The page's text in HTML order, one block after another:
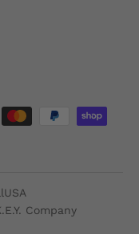
Company